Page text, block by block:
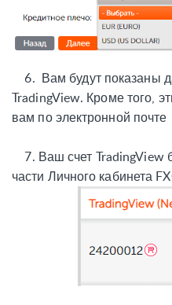
6. Вам будут показаны
TradingView. Кроме того,
вам по электронной почте
7. Ваш счет TradingView
части Личного кабинета